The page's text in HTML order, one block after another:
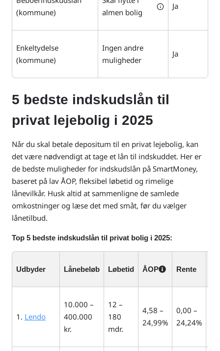
(kommune)
almen bolig
Ja
Enkeltydelse
(kommune)
Ingen andre
muligheder
Ja
5 bedste indskudslån til
privat lejebolig i 2025
Når du skal betale depositum til en privat lejebolig, kan
det være nødvendigt at tage et lån til indskuddet. Her er
de bedste muligheder for indskudslån på SmartMoney,
baseret på lav ÅOP, fleksibel løbetid og rimelige
lånevilkår. Husk altid at sammenligne de samlede
omkostninger og læse det med småt, før du vælger
lånetilbud.
Top 5 bedste indskudslån til privat bolig i 2025:
Udbyder Lånebeløb Løbetid ÅOP Rente
1. Lendo
10.000 –
400.000
kr.
12 –
180
mdr.
4,58 –
24,99%
0,00 –
24,24%